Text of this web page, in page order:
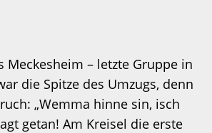
Meckesheim – letzte Gruppe in
die Spitze des Umzugs, denn
„Wemma hinne sin, isch
getan! Am Kreisel die erste